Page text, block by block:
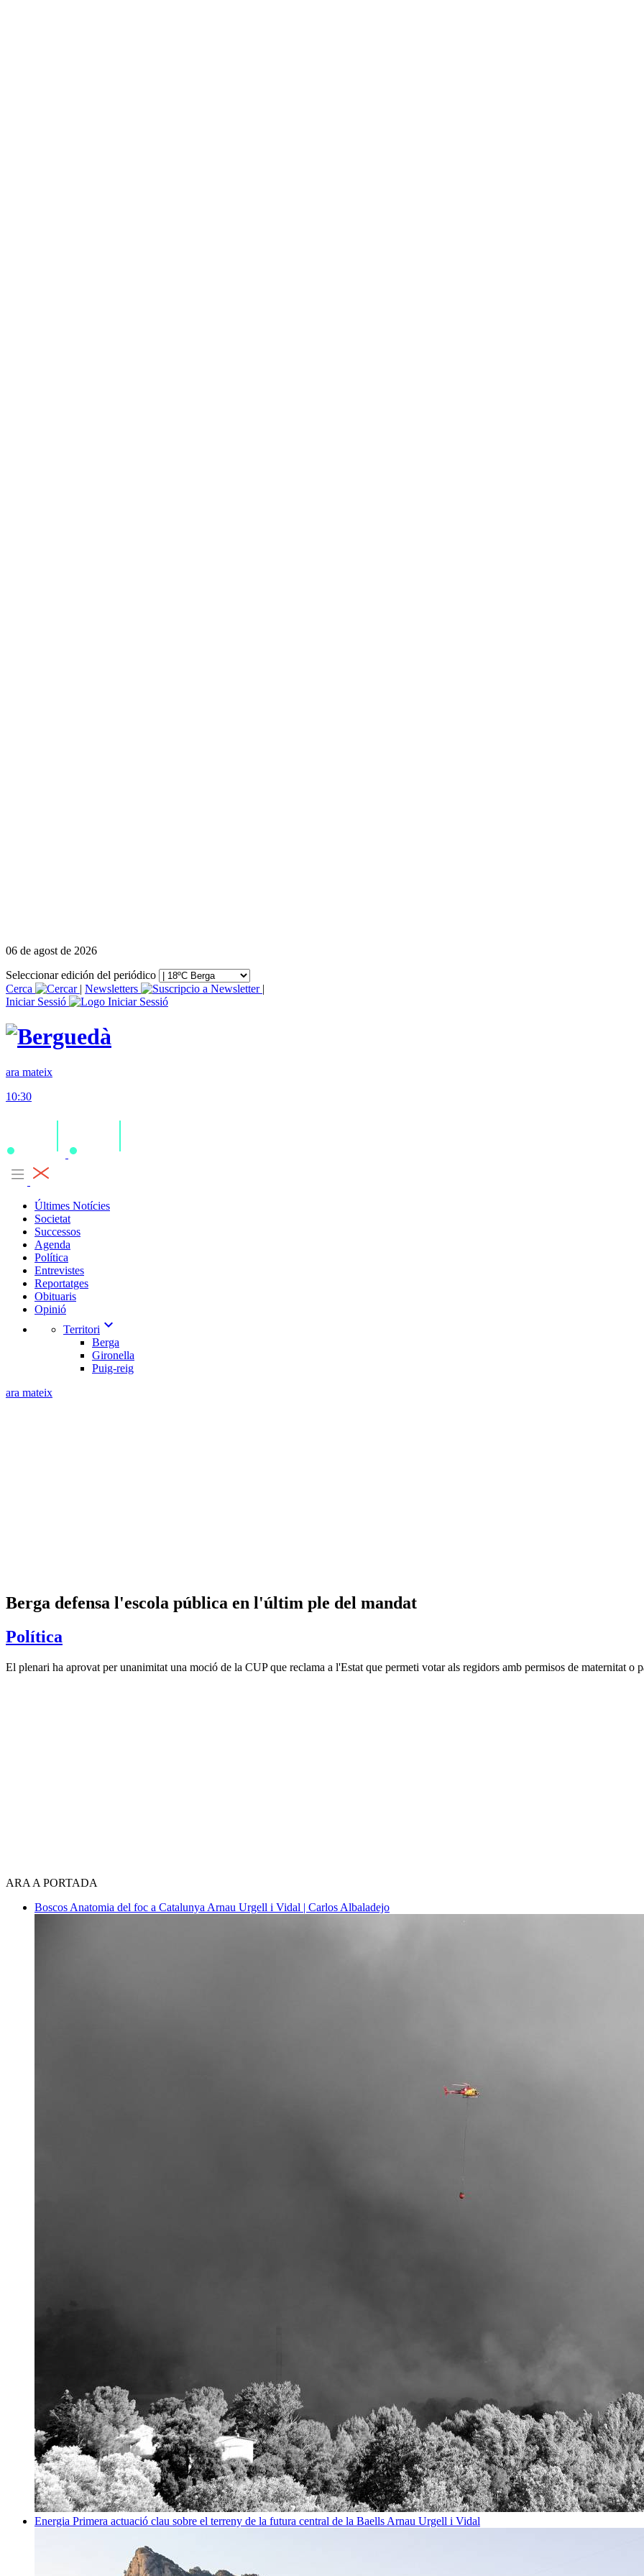
06 de agost de 2026
Seleccionar edición del periódico
Cerca
| Newsletters
|
Iniciar Sessió
ara mateix
10:30
Últimes Notícies
Societat
Successos
Agenda
Política
Entrevistes
Reportatges
Obituaris
Opinió
Territori expand_more
Berga
Gironella
Puig-reig
ara mateix
Berga defensa l'escola pública en l'últim ple del mandat
Política
El plenari ha aprovat per unanimitat una moció de la CUP que reclama a l'Estat que permeti votar als regidors amb permisos de maternitat o
ARA A PORTADA
Boscos Anatomia del foc a Catalunya Arnau Urgell i Vidal | Carlos Albaladejo
Energia Primera actuació clau sobre el terreny de la futura central de la Baells Arnau Urgell i Vidal